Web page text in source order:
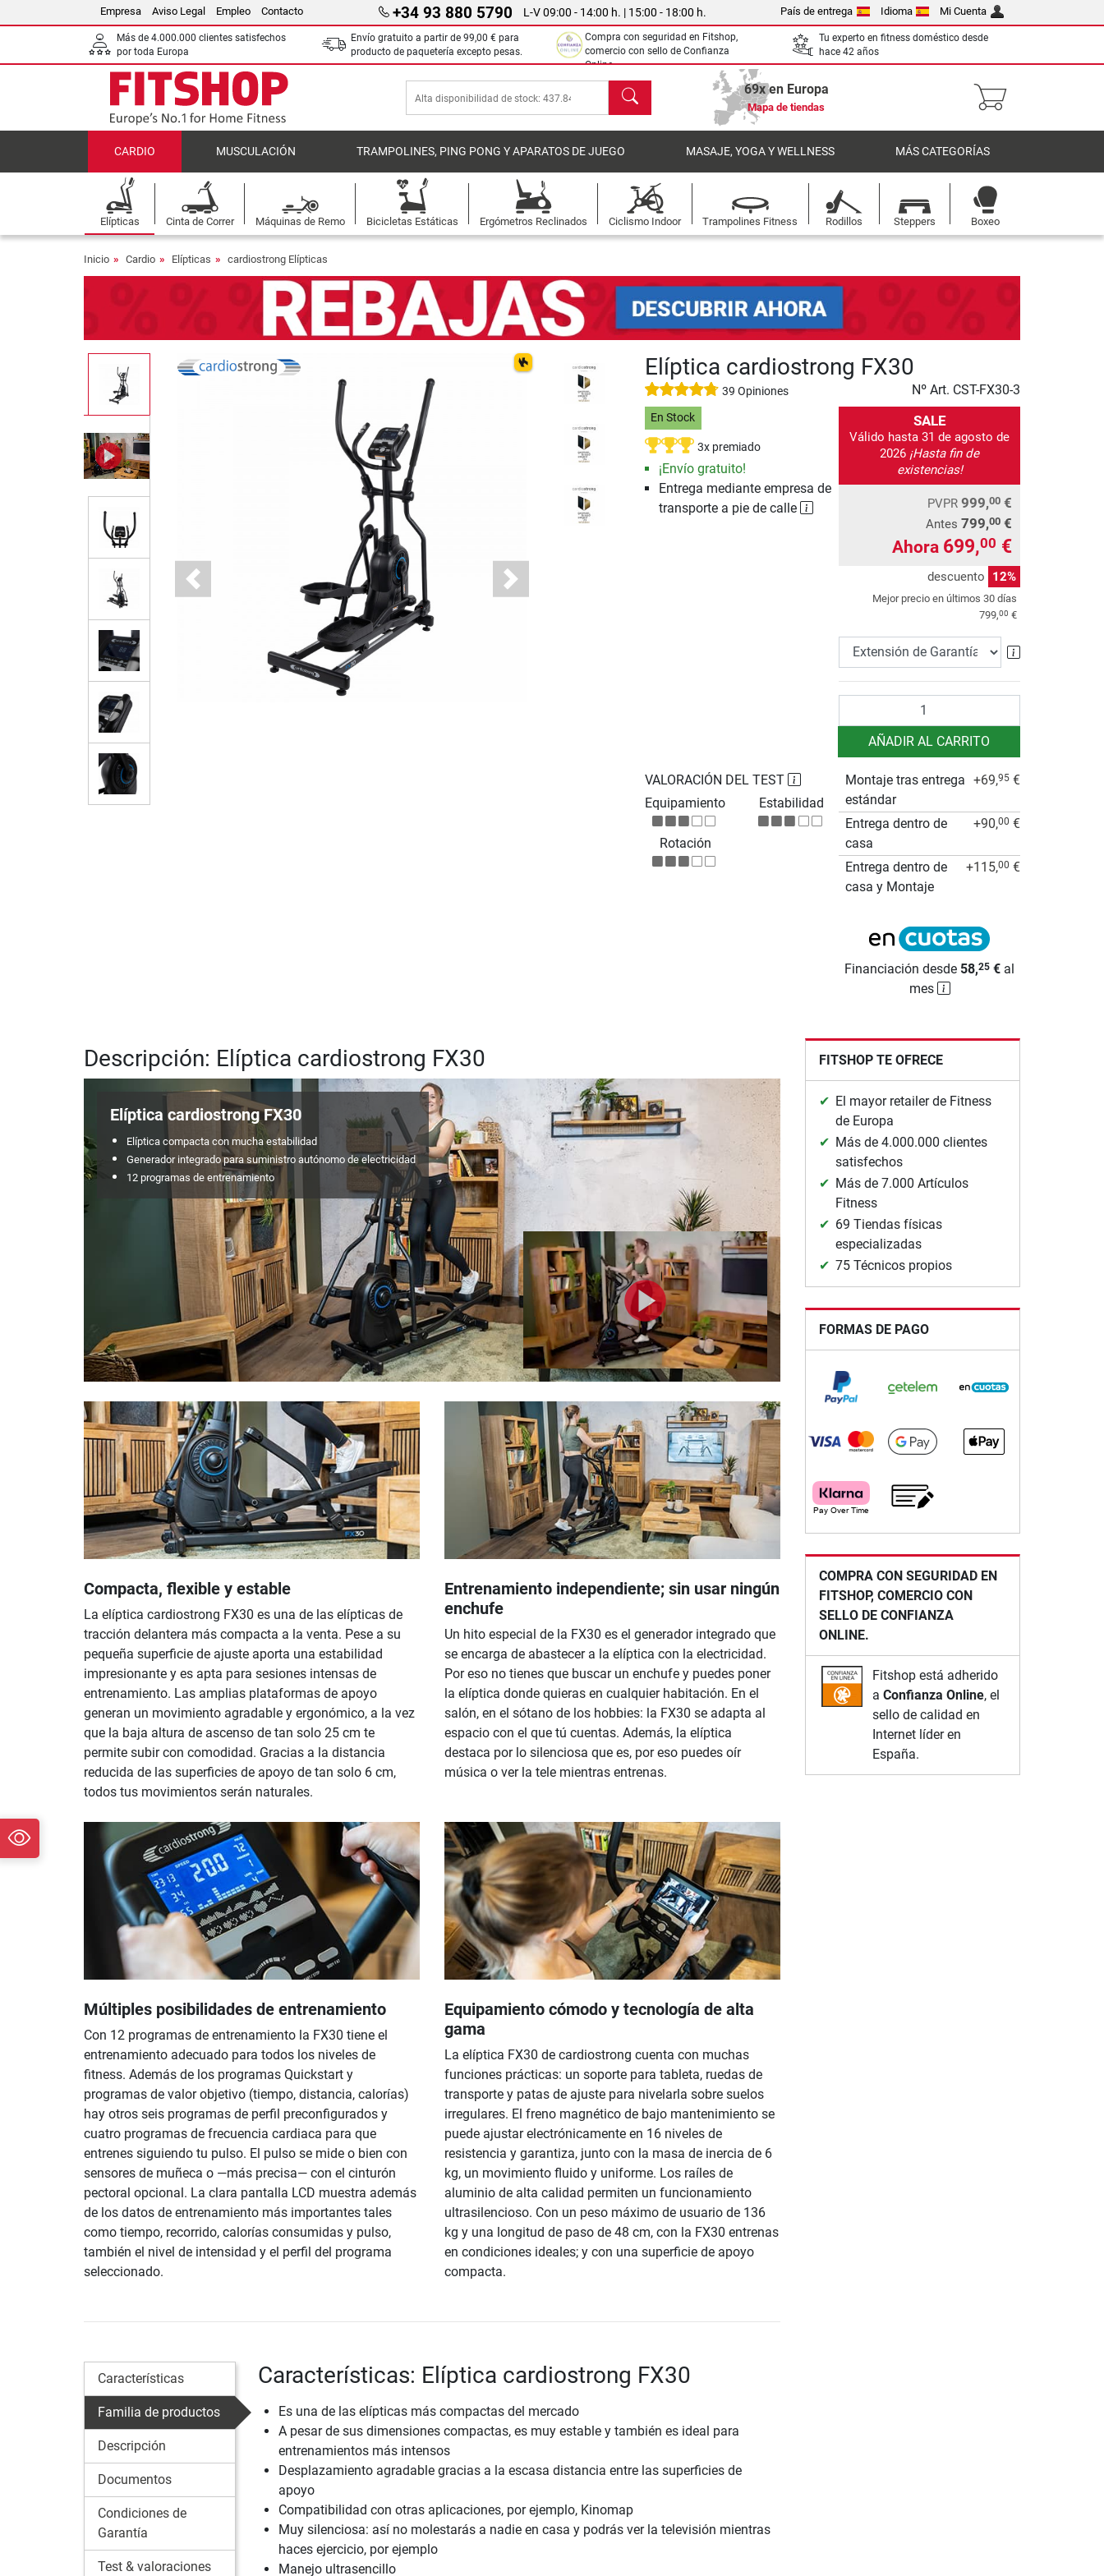
Empresa Aviso Legal Empleo Contacto +34 93 880 5790 L-V 09:00 - 14:00 h. | 15:00 - 18:00 h. País de entrega Idioma Mi Cuenta
Más de 4.000.000 clientes satisfechos
por toda Europa
Envío gratuito a partir de 99,00 € para
producto de paquetería excepto pesas.
Compra con seguridad en Fitshop,
comercio con sello de Confianza
Online.
Tu experto en fitness doméstico desde
hace 42 años
Buscar 69x en Europa
Mapa de tiendas
CARDIO MUSCULACIÓN TRAMPOLINES, PING PONG Y APARATOS DE JUEGO MASAJE, YOGA Y WELLNESS MÁS CATEGORÍAS
Elípticas Cinta de Correr Máquinas de Remo Bicicletas Estáticas Ergómetros Reclinados Ciclismo Indoor Trampolines Fitness Rodillos Steppers Boxeo
Inicio Cardio Elípticas cardiostrong Elípticas
Previous Next
Elíptica cardiostrong FX30
39 Opiniones Nº Art. CST-FX30-3
En Stock
3x premiado
¡Envío gratuito!
Entrega mediante empresa de
transporte a pie de calle
SALE
Válido hasta 31 de agosto de
2026 ¡Hasta fin de
existencias!
PVPR 999,00 €
Antes 799,00 €
Ahora 699,00 €
descuento 12%
Mejor precio en últimos 30 días
799,00 €
Extensión de
AÑADIR AL CARRITO
VALORACIÓN DEL TEST
Equipamiento
Estabilidad
Rotación
Montaje tras entrega
estándar
+69,95 €
Entrega dentro de
casa
+90,00 €
Entrega dentro de
casa y Montaje
+115,00 €
Financiación desde 58,25 € al
mes
Descripción: Elíptica cardiostrong FX30
Elíptica cardiostrong FX30
Elíptica compacta con mucha estabilidad
Generador integrado para suministro autónomo de electricidad
12 programas de entrenamiento
Compacta, flexible y estable
La elíptica cardiostrong FX30 es una de las elípticas de
tracción delantera más compacta a la venta. Pese a su
pequeña superficie de ajuste aporta una estabilidad
impresionante y es apta para sesiones intensas de
entrenamiento. Las amplias plataformas de apoyo
generan un movimiento agradable y ergonómico, a la vez
que la baja altura de ascenso de tan solo 25 cm te
permite subir con comodidad. Gracias a la distancia
reducida de las superficies de apoyo de tan solo 6 cm,
todos tus movimientos serán naturales.
Entrenamiento independiente; sin usar ningún
enchufe
Un hito especial de la FX30 es el generador integrado que
se encarga de abastecer a la elíptica con la electricidad.
Por eso no tienes que buscar un enchufe y puedes poner
la elíptica donde quieras en cualquier habitación. En el
salón, en el sótano de los hobbies: la FX30 se adapta al
espacio con el que tú cuentas. Además, la elíptica
destaca por lo silenciosa que es, por eso puedes oír
música o ver la tele mientras entrenas.
Múltiples posibilidades de entrenamiento
Con 12 programas de entrenamiento la FX30 tiene el
entrenamiento adecuado para todos los niveles de
fitness. Además de los programas Quickstart y
programas de valor objetivo (tiempo, distancia, calorías)
hay otros seis programas de perfil preconfigurados y
cuatro programas de frecuencia cardiaca para que
entrenes siguiendo tu pulso. El pulso se mide o bien con
sensores de muñeca o —más precisa— con el cinturón
pectoral opcional. La clara pantalla LCD muestra además
de los datos de entrenamiento más importantes tales
como tiempo, recorrido, calorías consumidas y pulso,
también el nivel de intensidad y el perfil del programa
seleccionado.
Equipamiento cómodo y tecnología de alta
gama
La elíptica FX30 de cardiostrong cuenta con muchas
funciones prácticas: un soporte para tableta, ruedas de
transporte y patas de ajuste para nivelarla sobre suelos
irregulares. El freno magnético de bajo mantenimiento se
puede ajustar electrónicamente en 16 niveles de
resistencia y garantiza, junto con la masa de inercia de 6
kg, un movimiento fluido y uniforme. Los raíles de
aluminio de alta calidad permiten un funcionamiento
ultrasilencioso. Con un peso máximo de usuario de 136
kg y una longitud de paso de 48 cm, con la FX30 entrenas
en condiciones ideales; y con una superficie de apoyo
compacta.
Características
Familia de productos
Descripción
Documentos
Condiciones de
Garantía
Test & valoraciones
Características: Elíptica cardiostrong FX30
Es una de las elípticas más compactas del mercado
A pesar de sus dimensiones compactas, es muy estable y también es ideal para
entrenamientos más intensos
Desplazamiento agradable gracias a la escasa distancia entre las superficies de
apoyo
Compatibilidad con otras aplicaciones, por ejemplo, Kinomap
Muy silenciosa: así no molestarás a nadie en casa y podrás ver la televisión mientras
haces ejercicio, por ejemplo
Manejo ultrasencillo
FITSHOP TE OFRECE
El mayor retailer de Fitness
de Europa
Más de 4.000.000 clientes
satisfechos
Más de 7.000 Artículos
Fitness
69 Tiendas físicas
especializadas
75 Técnicos propios
FORMAS DE PAGO
COMPRA CON SEGURIDAD EN
FITSHOP, COMERCIO CON
SELLO DE CONFIANZA
ONLINE.
Fitshop está adherido
a Confianza Online, el
sello de calidad en
Internet líder en
España.